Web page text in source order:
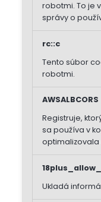
robotmi. To je
správy o
rc::c
Tento súbor
robotmi.
AWSALBCORS
Registruje,
sa používa v
optimalizovala
Ukladá